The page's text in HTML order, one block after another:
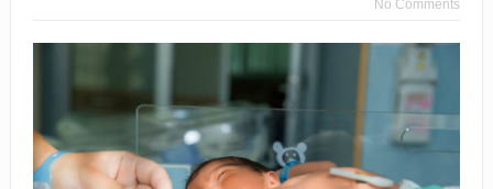
No Comments